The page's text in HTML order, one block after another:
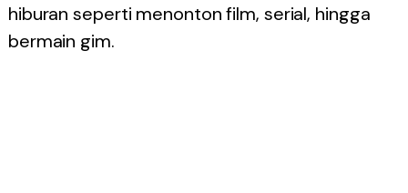
hiburan seperti menonton film, serial, hingga
bermain gim.